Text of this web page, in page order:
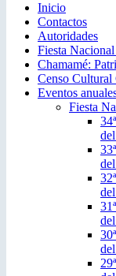
Inicio
Contactos
Autoridades
Fiesta
Chamamé:
Censo Cultural
Eventos
Fiesta